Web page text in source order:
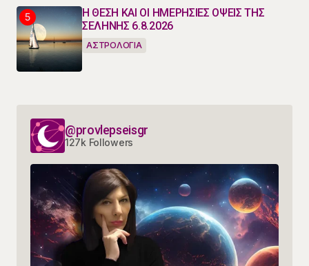
Η ΘΕΣΗ ΚΑΙ ΟΙ ΗΜΕΡΗΣΙΕΣ ΟΨΕΙΣ ΤΗΣ
ΣΕΛΗΝΗΣ 6.8.2026
ΑΣΤΡΟΛΟΓΙΑ
@provlepseisgr
127k Followers